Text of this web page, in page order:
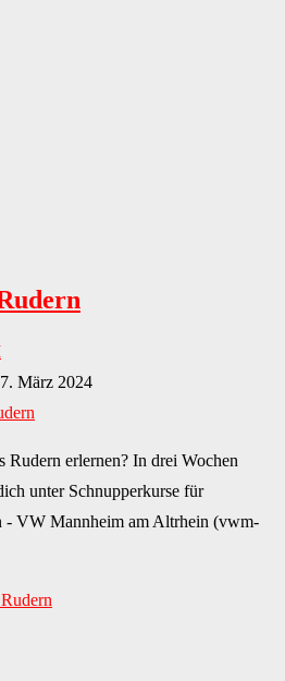
7. März 2024
Rudern erlernen? In drei Wochen
unter Schnupperkurse für
- VW Mannheim am Altrhein (vwm-